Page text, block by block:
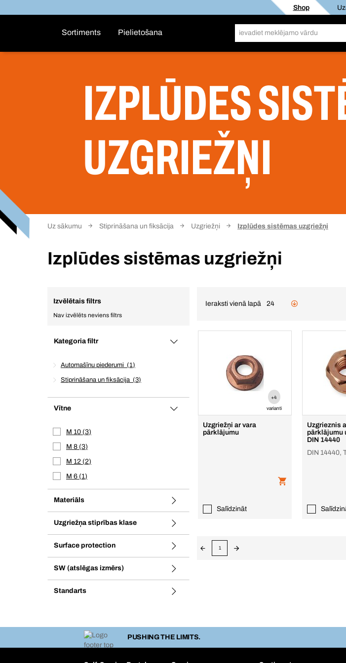
Shop
Sortiments Pielietošana
IZPLŪDES
UZGRIEŽŅI
Uz sākumu Stiprināšana un fiksācija Uzgriežņi Izplūdes sistēmas uzgriežņi
Izplūdes sistēmas uzgriežņi
Izvēlētais filtrs
Nav izvēlēts neviens filtrs
Kategoria filtr
Automašīnu piederumi 1
Stiprināšana un fiksācija 3
Vītne
M 10 3
M 8 3
M 12 2
M 6 1
Materiāls
Uzgriežņa stiprības klase
Surface protection
SW (atslēgas izmērs)
Standarts
Ieraksti vienā lapā 24
+4
varianti
Uzgriežņi ar vara
pārklājumu
Salīdzināt
Uzgrieznis
pārklājumu
DIN 14440
DIN 14440,
1
PUSHING THE LIMITS.